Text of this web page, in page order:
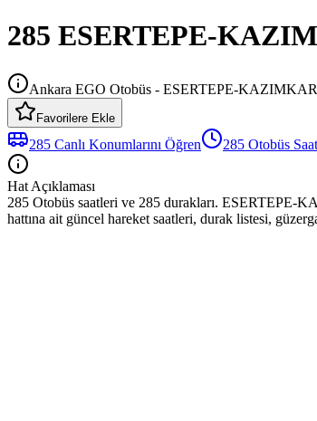
285 ESERTEPE-
Ankara EGO Otobüs - ESERTEPE-
Favorilere Ekle
285 Canlı Konumlarını Öğren 285 Otobüs
Hat Açıklaması
285 Otobüs saatleri ve 285 durakları.
hattına ait güncel hareket saatleri, durak listesi,